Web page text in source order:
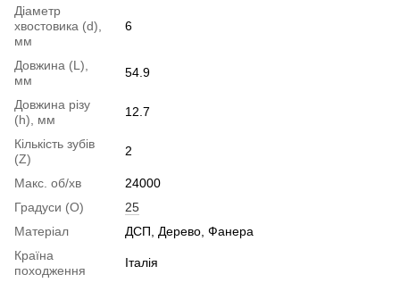
Діаметр
хвостовика (d),
мм
6
Довжина (L),
мм
54.9
Довжина різу
(h), мм
12.7
Кількість зубів
(Z)
2
Макс. об/хв
24000
Градуси (О)
25
Матеріал
ДСП, Дерево, Фанера
Країна
походження
Італія